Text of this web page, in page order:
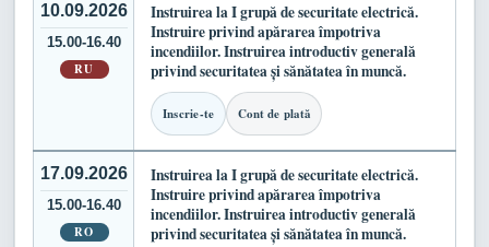
10.09.2026
15.00-16.40
RU
Instruirea la I grupă de securitate electrică.
Instruire privind apărarea împotriva
incendiilor. Instruirea introductiv generală
privind securitatea și sănătatea în muncă.
Inscrie-te Cont de plată
17.09.2026
15.00-16.40
RO
Instruirea la I grupă de securitate electrică.
Instruire privind apărarea împotriva
incendiilor. Instruirea introductiv generală
privind securitatea și sănătatea în muncă.